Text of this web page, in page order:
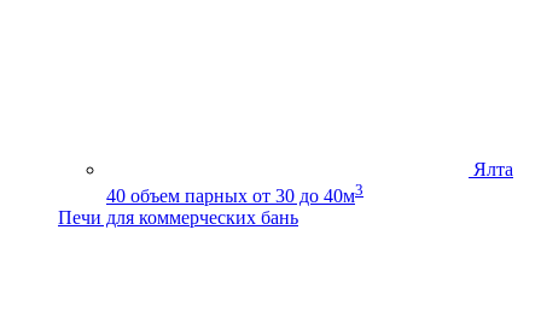
Ялта
40 объем парных от 30 до 40м3
Печи для коммерческих бань